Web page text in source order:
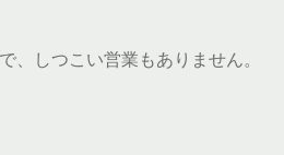
しつこい営業もありません。